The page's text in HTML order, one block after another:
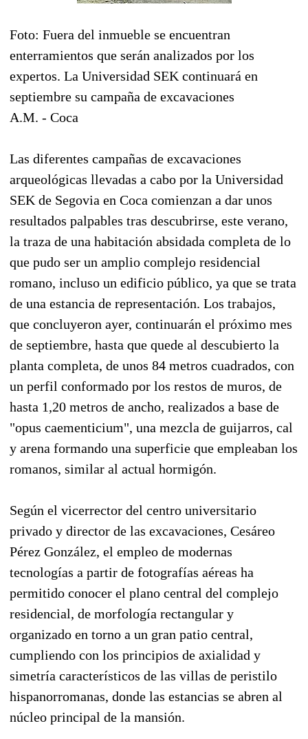
Foto: Fuera del inmueble se encuentran
enterramientos que serán analizados por los
expertos. La Universidad SEK continuará en
septiembre su campaña de excavaciones
A.M. - Coca
Las diferentes campañas de excavaciones
arqueológicas llevadas a cabo por la Universidad
SEK de Segovia en Coca comienzan a dar unos
resultados palpables tras descubrirse, este verano,
la traza de una habitación absidada completa de lo
que pudo ser un amplio complejo residencial
romano, incluso un edificio público, ya que se trata
de una estancia de representación. Los trabajos,
que concluyeron ayer, continuarán el próximo mes
de septiembre, hasta que quede al descubierto la
planta completa, de unos 84 metros cuadrados, con
un perfil conformado por los restos de muros, de
hasta 1,20 metros de ancho, realizados a base de
"opus caementicium", una mezcla de guijarros, cal
y arena formando una superficie que empleaban los
romanos, similar al actual hormigón.
Según el vicerrector del centro universitario
privado y director de las excavaciones, Cesáreo
Pérez González, el empleo de modernas
tecnologías a partir de fotografías aéreas ha
permitido conocer el plano central del complejo
residencial, de morfología rectangular y
organizado en torno a un gran patio central,
cumpliendo con los principios de axialidad y
simetría característicos de las villas de peristilo
hispanorromanas, donde las estancias se abren al
núcleo principal de la mansión.